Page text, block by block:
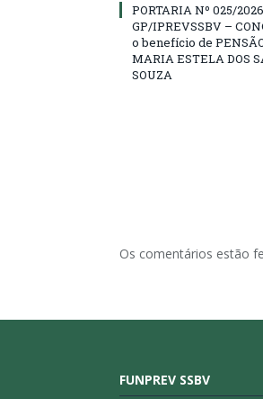
PORTARIA Nº 025/
GP/IPREVSSBV –
o benefício de
MARIA ESTELA DOS
SOUZA
Os comentários estão
FUNPREV SSBV